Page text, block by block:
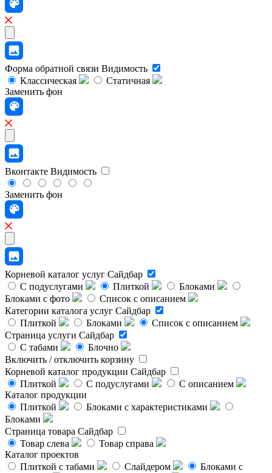
Форма обратной связи Видимость
Классическая
Статичная
Заменить фон
Вконтакте Видимость
Заменить фон
Корневой каталог услуг Сайдбар
С подуслугами
Плиткой
Блоками
Блоками с фото
Список с описанием
Категории каталога услуг Сайдбар
Плиткой
Блоками
Список с описанием
Страница услуги Сайдбар
С табами
Блочно
Включить / отключить корзину
Корневой каталог продукции Сайдбар
Плиткой
С подуслугами
С описанием
Каталог продукции
Плиткой
Блоками с характеристиками
Блоками
Страница товара Сайдбар
Товар слева
Товар справа
Каталог проектов
Плиткой с табами
Слайдером
Блоками с